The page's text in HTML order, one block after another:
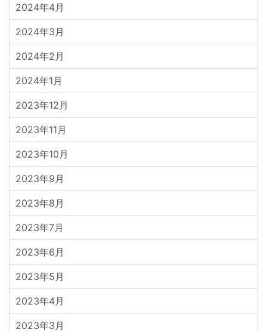
2024年4月
2024年3月
2024年2月
2024年1月
2023年12月
2023年11月
2023年10月
2023年9月
2023年8月
2023年7月
2023年6月
2023年5月
2023年4月
2023年3月